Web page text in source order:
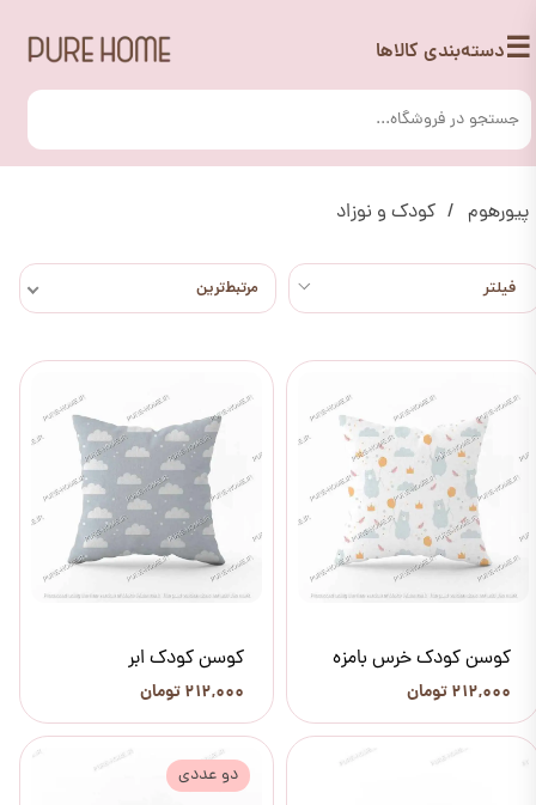
☰دسته‌بندی کالاها
پیورهوم کودک و نوزاد
مرتبط‌ترین
کوسن کودک خرس بامزه
۲۱۲,۰۰۰ تومان
کوسن کودک ابر
۲۱۲,۰۰۰ تومان
دو عددی